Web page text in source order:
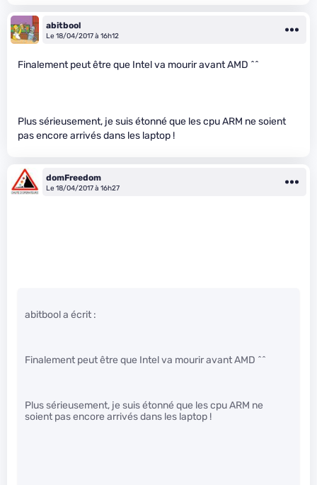
abitbool
Le 18/04/2017 à 16h12
Finalement peut être que Intel va mourir avant AMD ^^
Plus sérieusement, je suis étonné que les cpu ARM ne soient
pas encore arrivés dans les laptop !
domFreedom
Le 18/04/2017 à 16h27
abitbool a écrit :
Finalement peut être que Intel va mourir avant AMD ^^
Plus sérieusement, je suis étonné que les cpu ARM ne
soient pas encore arrivés dans les laptop !